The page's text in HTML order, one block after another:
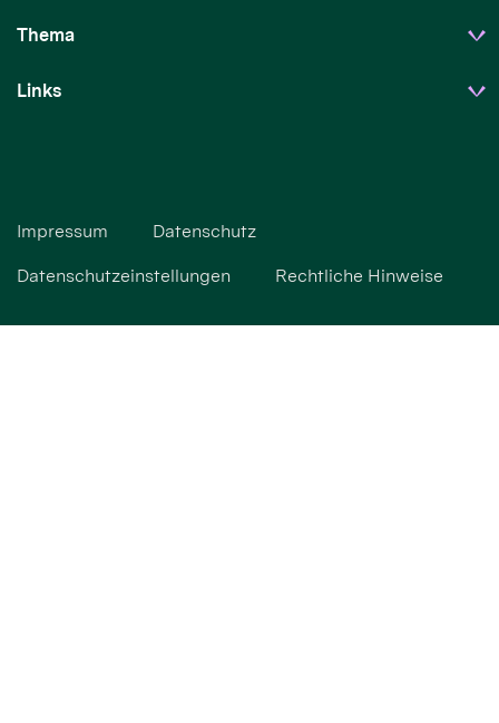
Thema
Links
Impressum Datenschutz
Datenschutzeinstellungen Rechtliche Hinweise